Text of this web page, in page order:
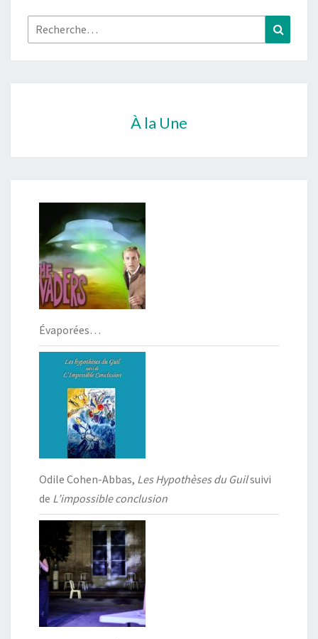
Rechercher :
À la Une
Évaporées…
Odile Cohen-Abbas, Les Hypothèses du Guilsuivi
de L’impossible conclusion